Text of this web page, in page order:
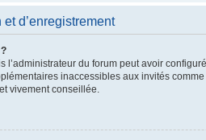
d’enregistrement
l’administrateur du forum peut avoir
inaccessibles aux invités
vivement conseillée.